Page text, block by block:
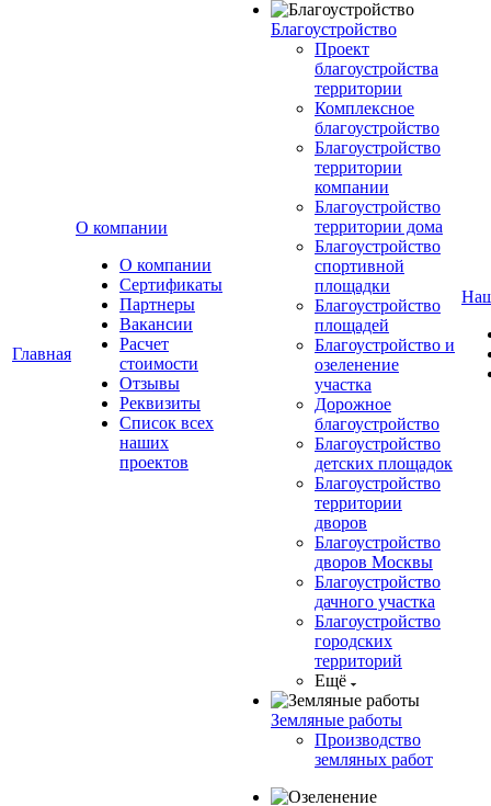
Главная
О компании
О компании
Сертификаты
Партнеры
Вакансии
Расчет
стоимости
Отзывы
Реквизиты
Список всех
наших
проектов
Благоустройство
Проект
благоустройства
территории
Комплексное
благоустройство
Благоустройство
территории
компании
Благоустройство
территории дома
Благоустройство
спортивной
площадки
Благоустройство
площадей
Благоустройство и
озеленение
участка
Дорожное
благоустройство
Благоустройство
детских площадок
Благоустройство
территории
дворов
Благоустройство
дворов Москвы
Благоустройство
дачного участка
Благоустройство
городских
территорий
Ещё
Земляные работы
Производство
земляных работ